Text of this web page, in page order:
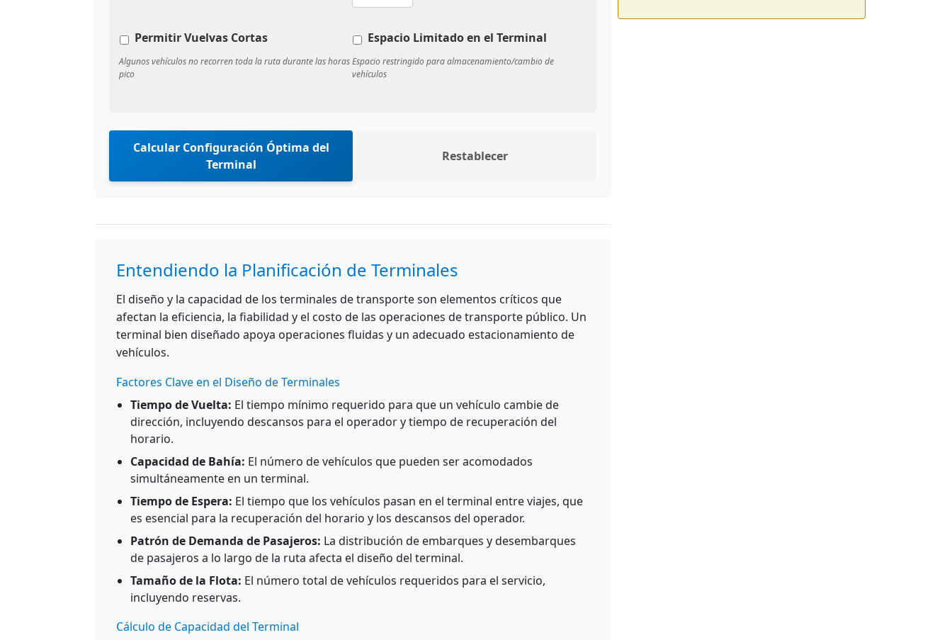
Permitir Vuelvas Cortas
Algunos vehículos no recorren toda la ruta durante las horas
pico
Espacio Limitado en el Terminal
Espacio restringido para almacenamiento/cambio de
vehículos
Calcular Configuración Óptima del
Terminal
Restablecer
Entendiendo la Planificación de Terminales
El diseño y la capacidad de los terminales de transporte son elementos críticos que
afectan la eficiencia, la fiabilidad y el costo de las operaciones de transporte público. Un
terminal bien diseñado apoya operaciones fluidas y un adecuado estacionamiento de
vehículos.
Factores Clave en el Diseño de Terminales
Tiempo de Vuelta: El tiempo mínimo requerido para que un vehículo cambie de
dirección, incluyendo descansos para el operador y tiempo de recuperación del
horario.
Capacidad de Bahía: El número de vehículos que pueden ser acomodados
simultáneamente en un terminal.
Tiempo de Espera: El tiempo que los vehículos pasan en el terminal entre viajes, que
es esencial para la recuperación del horario y los descansos del operador.
Patrón de Demanda de Pasajeros: La distribución de embarques y desembarques
de pasajeros a lo largo de la ruta afecta el diseño del terminal.
Tamaño de la Flota: El número total de vehículos requeridos para el servicio,
incluyendo reservas.
Cálculo de Capacidad del Terminal